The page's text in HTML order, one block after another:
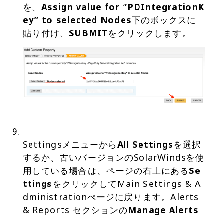
を、Assign value for “PDIntegrationK
ey” to selected Nodes下のボックスに
貼り付け、 SUBMIT
SettingsメニューからAll Settingsを選択
するか、古いバージョンのSolarWindsを使
用している場合は、ページの右上にあるSe
ttingsをクリックしてMain Settings & A
dministrationぺージに戻ります。Alerts
& Reports セクションのManage Alerts